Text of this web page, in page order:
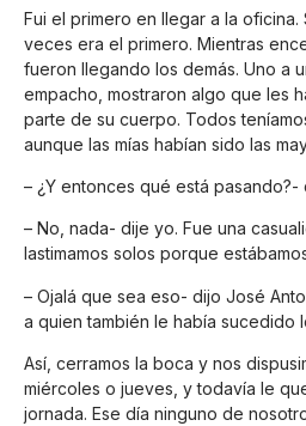
Fui el primero en llegar a la oficina.
veces era el primero. Mientras
fueron llegando los demás. Uno a
empacho, mostraron algo que les
parte de su cuerpo. Todos
aunque las mías habían sido las
– ¿Y entonces qué está pasando?-
– No, nada- dije yo. Fue una
lastimamos solos porque
– Ojalá que sea eso- dijo José
a quien también le había sucedido
Así, cerramos la boca y nos
miércoles o jueves, y todavía le
jornada. Ese día ninguno de